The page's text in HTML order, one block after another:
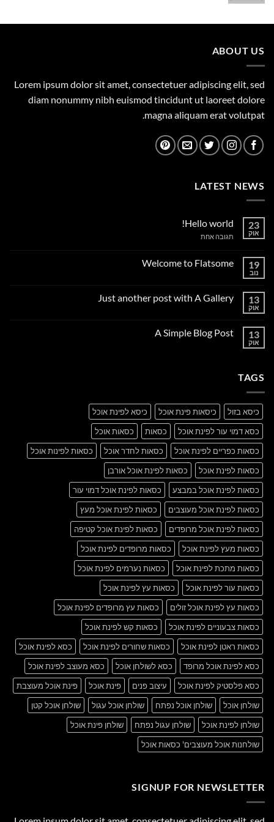
1,500.00 ₪.
1,149.00 ₪.
ABOUT US
Lorem ipsum dolor sit amet, consectetuer adipiscing elit, sed
diam nonummy nibh euismod tincidunt ut laoreet dolore
magna aliquam erat volutpat.
LATEST NEWS
23
אוק
Hello world!
תגובה אחתעל
19
נוב
Welcome to Flatsome
Welcome
13
אוק
Just another post with A Gallery
Just
13
אוק
A Simple Blog Post
TAGS
כיסא בזול כיסאות פינת אוכל
כיסא לפינת אוכל
כסא דמוי עור לפינת אוכל
כסאות
כסאות אוכל
כסאות כפריים לפינת אוכל
כסאות לחדר אוכל
כסאות לפינות אוכל
כסאות לפינת אוכל
כסאות לפינת אוכל אורבן
כסאות לפינת אוכל במבצע
כסאות לפינת אוכל דמוי עור
כסאות לפינת אוכל מעוצבים
כסאות לפינת אוכל מעץ
כסאות לפינת אוכל מרופדים
כסאות לפינת אוכל קטיפה
כסאות מעץ לפינת אוכל
כסאות מרופדים לפינת אוכל
כסאות מתכת לפינת אוכל
כסאות נערמים לפינת אוכל
כסאות עור לפינת אוכל
כסאות עץ לפינת אוכל
כסאות עץ לפינת אוכל זולים
כסאות עץ מרופדים לפינת אוכל
כסאות צבעוניים לפינת אוכל
כסאות קש לפינת אוכל
כסאות ראטן לפינת אוכל
כסאות שחורים לפינת אוכל
כסא לפינת אוכל
כסא לפינת אוכל מרופד
כסא לשולחן אוכל
כסא מעוצב לפינת אוכל
כסא פלסטיק לפינת אוכל
עיצוב פנים פינת אוכל
פינת אוכל מעוצבת
שולחן אוכל
שולחן אוכל נפתח שולחן אוכל עגול
שולחן אוכל קטן
שולחן לפינת אוכל
שולחן עגול נפתח
שולחן פינת אוכל
שולחנות אוכל מעוצבים' כסאות אוכל
SIGNUP FOR NEWSLETTER